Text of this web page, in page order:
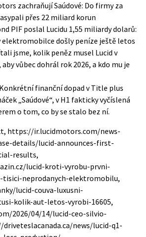
zachraňují Saúdové: Do firmy za
přes 22 miliard korun
PIF poslal Lucidu 1,55 miliardy dolarů:
elektromobilce došly peníze ještě letos
jsme, kolik peněz musel Lucid v
vůbec dohrál rok 2026, a kdo mu je
finanční dopad v Title plus
„Saúdové“, v H1 fakticky vyčíslená
o tom, co by se stalo bez ní.
https://ir.lucidmotors.com/news-
details/lucid-announces-first-
results,
lucid-kroti-vyrobu-prvni-
neprodanych-elektromobilu,
lucid-couva-luxusni-
kolik-aut-letos-vyrobi-16605,
2026/04/14/lucid-ceo-silvio-
news/lucid-q1-